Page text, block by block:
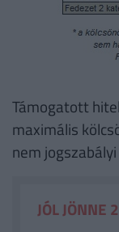
Támogatott
maximális
nem
JÓL JÖNNE